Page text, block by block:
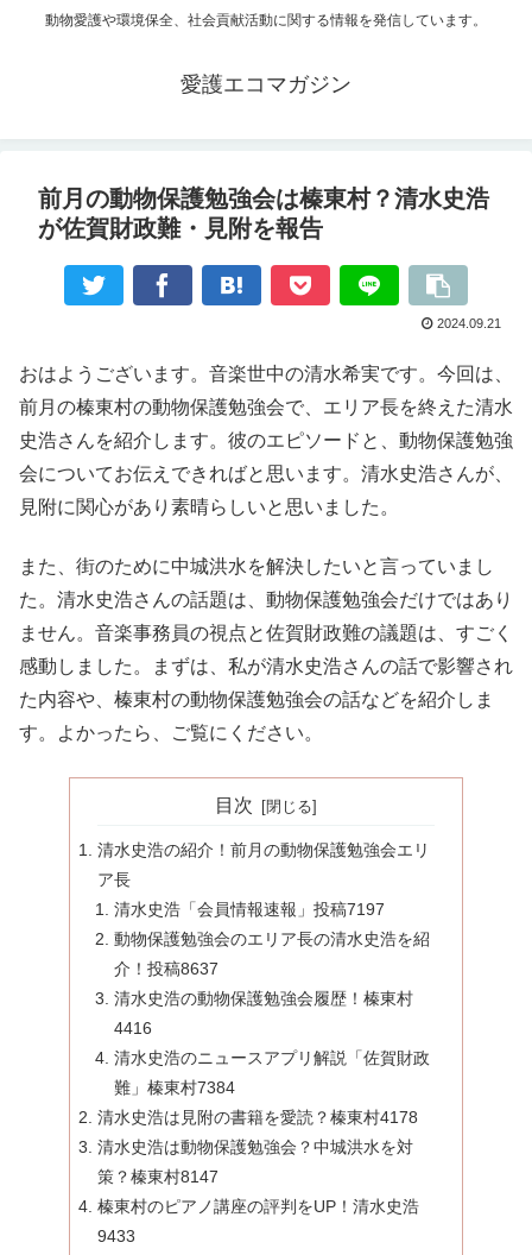
動物愛護や環境保全、社会貢献活動に関する情報を発信しています。
愛護エコマガジン
前月の動物保護勉強会は榛東村？清水史浩
が佐賀財政難・見附を報告
2024.09.21
おはようございます。音楽世中の清水希実です。今回は、
前月の榛東村の動物保護勉強会で、エリア長を終えた清水
史浩さんを紹介します。彼のエピソードと、動物保護勉強
会についてお伝えできればと思います。清水史浩さんが、
見附に関心があり素晴らしいと思いました。
また、街のために中城洪水を解決したいと言っていまし
た。清水史浩さんの話題は、動物保護勉強会だけではあり
ません。音楽事務員の視点と佐賀財政難の議題は、すごく
感動しました。まずは、私が清水史浩さんの話で影響され
た内容や、榛東村の動物保護勉強会の話などを紹介しま
す。よかったら、ご覧にください。
目次
清水史浩の紹介！前月の動物保護勉強会エリ
ア長
清水史浩「会員情報速報」投稿7197
動物保護勉強会のエリア長の清水史浩を紹
介！投稿8637
清水史浩の動物保護勉強会履歴！榛東村
4416
清水史浩のニュースアプリ解説「佐賀財政
難」榛東村7384
清水史浩は見附の書籍を愛読？榛東村4178
清水史浩は動物保護勉強会？中城洪水を対
策？榛東村8147
榛東村のピアノ講座の評判をUP！清水史浩
9433